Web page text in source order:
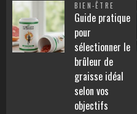
BIEN-ÊTRE
Guide pratique
pour
sélectionner le
brûleur de
graisse idéal
selon vos
objectifs